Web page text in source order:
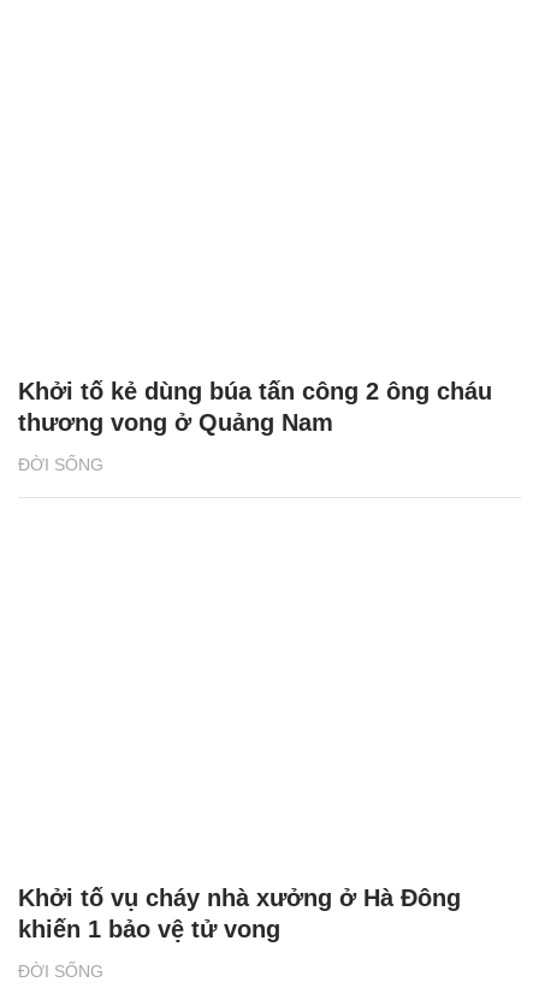
ĐỜI SỐNG
Khởi tố kẻ dùng búa tấn công 2 ông cháu
thương vong ở Quảng Nam
ĐỜI SỐNG
Khởi tố vụ cháy nhà xưởng ở Hà Đông
khiến 1 bảo vệ tử vong